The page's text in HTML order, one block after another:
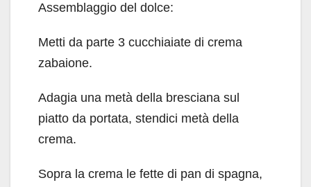
Assemblaggio del dolce:
Metti da parte 3 cucchiaiate di crema
zabaione.
Adagia una metà della bresciana sul
piatto da portata, stendici metà della
crema.
Sopra la crema le fette di pan di spagna,